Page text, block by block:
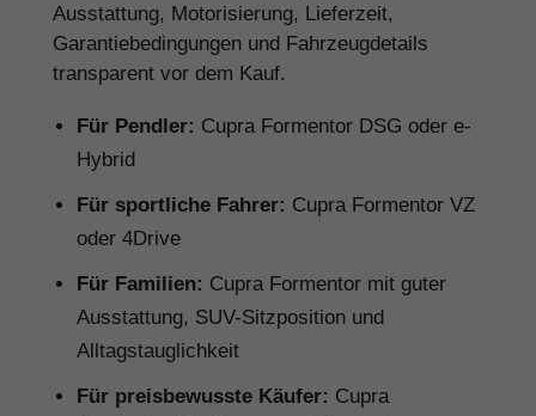
Ausstattung, Motorisierung, Lieferzeit,
Garantiebedingungen und Fahrzeugdetails
transparent vor dem Kauf.
Für Pendler: Cupra Formentor DSG oder e-
Hybrid
Für sportliche Fahrer: Cupra Formentor VZ
oder 4Drive
Für Familien: Cupra Formentor mit guter
Ausstattung, SUV-Sitzposition und
Alltagstauglichkeit
Für preisbewusste Käufer: Cupra